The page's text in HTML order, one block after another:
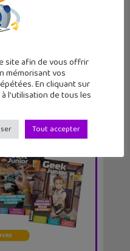
Geek
site afin de vous offrir
mémorisant vos
En cliquant sur
l'utilisation de tous les
Tout accepter